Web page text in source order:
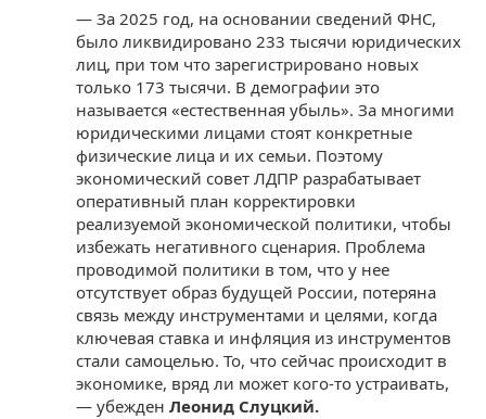
— За 2025 год, на основании сведений ФНС,
было ликвидировано 233 тысячи юридических
лиц, при том что зарегистрировано новых
только 173 тысячи. В демографии это
называется «естественная убыль». За многими
юридическими лицами стоят конкретные
физические лица и их семьи. Поэтому
экономический совет ЛДПР разрабатывает
оперативный план корректировки
реализуемой экономической политики, чтобы
избежать негативного сценария. Проблема
проводимой политики в том, что у нее
отсутствует образ будущей России, потеряна
связь между инструментами и целями, когда
ключевая ставка и инфляция из инструментов
стали самоцелью. То, что сейчас происходит в
экономике, вряд ли может кого-то устраивать,
— убежден Леонид Слуцкий.